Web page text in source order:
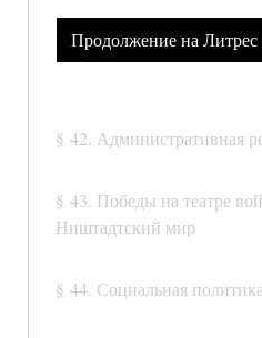
Продолжение на Литрес
§ 42. Административная
§ 43. Победы на театре
Ништадтский мир
§ 44. Социальная